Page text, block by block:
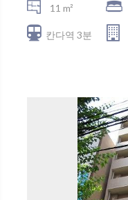
11 m²
칸다역 3분